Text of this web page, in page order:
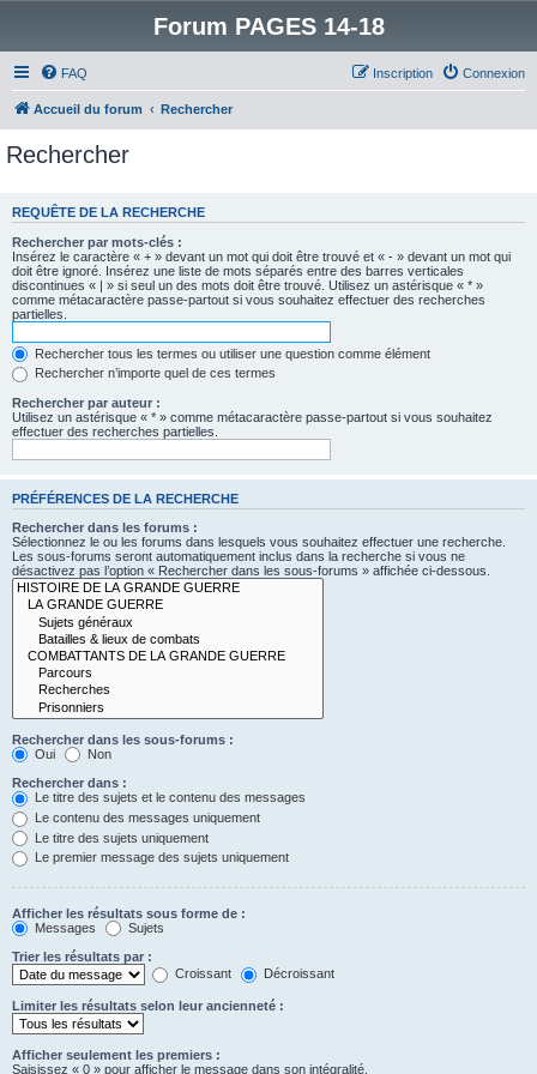
Forum PAGES 14-18
FAQ Connexion
Inscription
Accueil du forum Rechercher
Rechercher
REQUÊTE DE LA RECHERCHE
Rechercher par mots-clés :
Insérez le caractère « + » devant un mot qui doit être trouvé et « - » devant un mot qui
doit être ignoré. Insérez une liste de mots séparés entre des barres verticales
discontinues « | » si seul un des mots doit être trouvé. Utilisez un astérisque « * »
comme métacaractère passe-partout si vous souhaitez effectuer des recherches
partielles.
Rechercher tous les termes ou utiliser une question comme élément
Rechercher n’importe quel de ces termes
Rechercher par auteur :
Utilisez un astérisque « * » comme métacaractère passe-partout si vous souhaitez
effectuer des recherches partielles.
PRÉFÉRENCES DE LA RECHERCHE
Rechercher dans les forums :
Sélectionnez le ou les forums dans lesquels vous souhaitez effectuer une recherche.
Les sous-forums seront automatiquement inclus dans la recherche si vous ne
désactivez pas l’option « Rechercher dans les sous-forums » affichée ci-dessous.
Rechercher dans les sous-forums :
Oui
Non
Rechercher dans :
Le titre des sujets et le contenu des messages
Le contenu des messages uniquement
Le titre des sujets uniquement
Le premier message des sujets uniquement
Afficher les résultats sous forme de :
Messages
Sujets
Trier les résultats par :
Croissant
Décroissant
Limiter les résultats selon leur ancienneté :
Afficher seulement les premiers :
Saisissez « 0 » pour afficher le message dans son intégralité.